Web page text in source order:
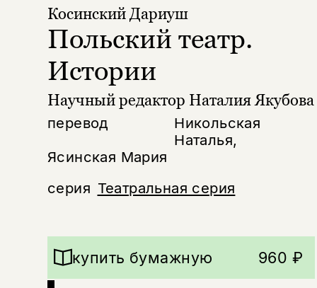
перевод
Никольская
Наталья,
Ясинская Мария
серия Театральная серия
Косинский Дариуш
Польский театр.
Истории
Научный редактор Наталия Якубова
купить бумажную 960 ₽